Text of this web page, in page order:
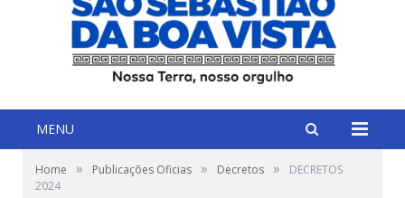
MENU
Home » Publicações Oficias » Decretos »
DECRETOS
2024